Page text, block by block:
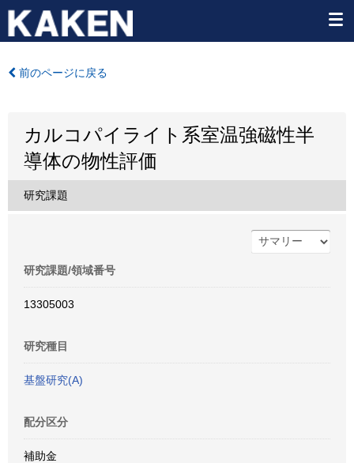
前のページに戻る
カルコパイライト系室温強磁性半
導体の物性評価
研究課題
研究課題/領域番号
13305003
研究種目
基盤研究(A)
配分区分
補助金